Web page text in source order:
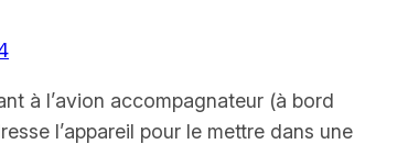
à l’avion accompagnateur (à bord
l’appareil pour le mettre dans une